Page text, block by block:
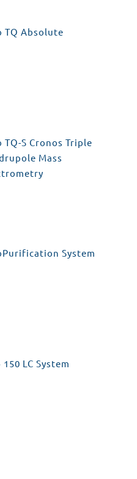
TQ Absolute
TQ-S Cronos Triple
Mass
System
150 LC System